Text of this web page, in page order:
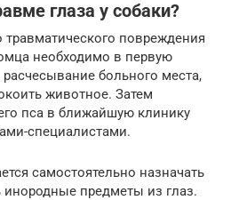
глаза у собаки?
повреждения
необходимо в первую
больного места,
животное. Затем
пса в ближайшую клинику
специалистами.
самостоятельно назначать
инородные предметы из глаз.